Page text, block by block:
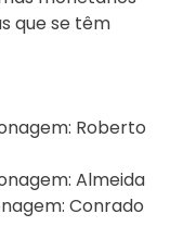
que se têm
Roberto
Almeida
Conrado